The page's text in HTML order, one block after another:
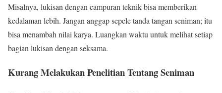
Misalnya, lukisan dengan campuran teknik bisa memberikan
kedalaman lebih. Jangan anggap sepele tanda tangan seniman; itu
bisa menambah nilai karya. Luangkan waktu untuk melihat setiap
bagian lukisan dengan seksama.
Kurang Melakukan Penelitian Tentang Seniman